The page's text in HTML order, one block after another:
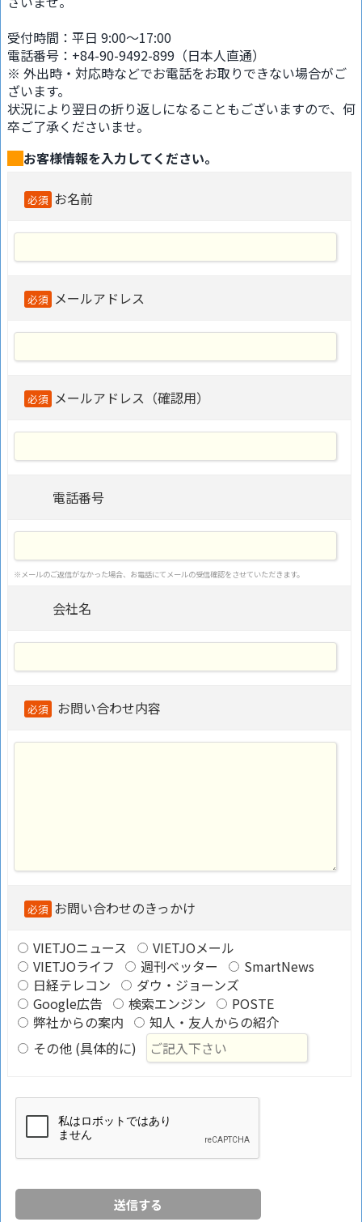
受付時間：平日 9:00〜17:00
電話番号：+84-90-9492-899（日本人直通）
※ 外出時・対応時などでお電話をお取りできない場合がご
ざいます。
状況により翌日の折り返しになることもございますので、何
卒ご了承くださいませ。
お客様情報を入力してください。
必須 お名前
必須 メールアドレス
必須 メールアドレス（確認用）
電話番号
※メールのご返信がなかった場合、お電話にてメールの受信確認をさせていただきます。
会社名
必須 お問い合わせ内容
必須 お問い合わせのきっかけ
VIETJOニュース
VIETJOメール
VIETJOライフ
週刊ベッター
SmartNews
日経テレコン
ダウ・ジョーンズ
Google広告
検索エンジン
POSTE
弊社からの案内
知人・友人からの紹介
その他 (具体的に)